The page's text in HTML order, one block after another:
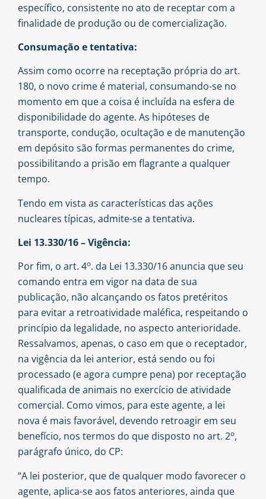
específico, consistente no ato de receptar com a
finalidade de produção ou de comercialização.
Consumação e tentativa:
Assim como ocorre na receptação própria do art.
180, o novo crime é material, consumando-se no
momento em que a coisa é incluída na esfera de
disponibilidade do agente. As hipóteses de
transporte, condução, ocultação e de manutenção
em depósito são formas permanentes do crime,
possibilitando a prisão em flagrante a qualquer
tempo.
Tendo em vista as características das ações
nucleares típicas, admite-se a tentativa.
Lei 13.330/16 – Vigência:
Por fim, o art. 4o. da Lei 13.330/16 anuncia que seu
comando entra em vigor na data de sua
publicação, não alcançando os fatos pretéritos
para evitar a retroatividade maléfica, respeitando o
princípio da legalidade, no aspecto anterioridade.
Ressalvamos, apenas, o caso em que o receptador,
na vigência da lei anterior, está sendo ou foi
processado (e agora cumpre pena) por receptação
qualificada de animais no exercício de atividade
comercial. Como vimos, para este agente, a lei
nova é mais favorável, devendo retroagir em seu
benefício, nos termos do que disposto no art. 2o,
parágrafo único, do CP:
“A lei posterior, que de qualquer modo favorecer o
agente, aplica-se aos fatos anteriores, ainda que